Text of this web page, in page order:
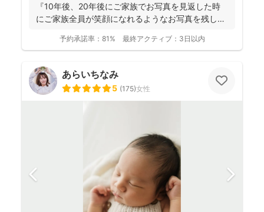
『10年後、20年後にご家族でお写真を見返した時
にご家族全員が笑顔になれるようなお写真を残し
予約承諾率： 81% 最終アクティブ： 3日以内
あらいちなみ
5 (175)女性